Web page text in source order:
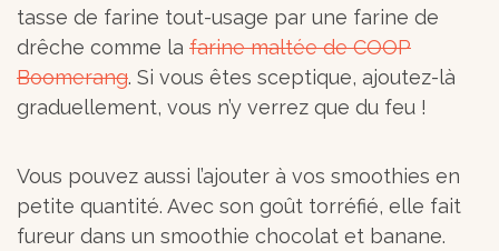
tasse de farine tout-usage par une farine de
drêche comme la farine maltée de COOP
Boomerang. Si vous êtes sceptique, ajoutez-là
graduellement, vous n’y verrez que du feu !
Vous pouvez aussi l’ajouter à vos smoothies en
petite quantité. Avec son goût torréfié, elle fait
fureur dans un smoothie chocolat et banane.